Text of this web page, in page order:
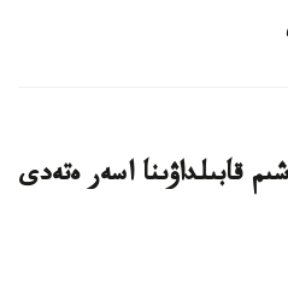
قابىلداۋىنا اسەر ەتەدى